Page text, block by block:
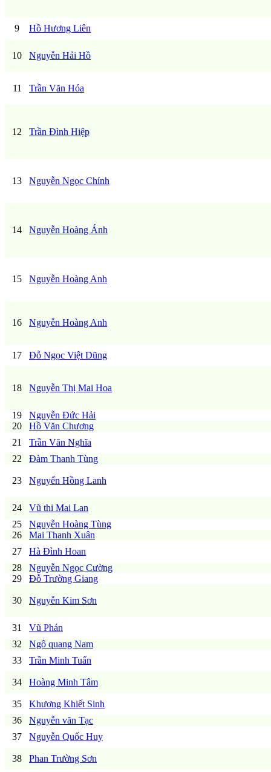
9 Hồ Hương Liên
10 Nguyễn Hải Hồ
11 Trần Văn Hóa
12 Trần Đình Hiệp
13 Nguyễn Ngọc Chính
14 Nguyễn Hoàng Ánh
15 Nguyễn Hoàng Anh
16 Nguyễn Hoàng Anh
17 Đỗ Ngọc Việt Dũng
18 Nguyễn Thị Mai Hoa
19
Nguyễn Đức Hải
20
Hồ Văn Chương
21
Trần Văn Nghĩa
22
Đàm Thanh Tùng
23 Nguyến Hồng Lanh
24
Vũ thi Mai Lan
25
Nguyễn Hoàng Tùng
26
Mai Thanh Xuân
27
Hà Đình Hoan
28
Nguyễn Ngọc Cường
29
Đỗ Trường Giang
30 Nguyễn Kim Sơn
31
Vũ Phán
32
Ngô quang Nam
33
Trần Minh Tuấn
34 Hoàng Minh Tâm
35
Khương Khiết Sinh
36
Nguyễn văn Tạc
37
Nguyễn Quốc Huy
38 Phan Trường Sơn